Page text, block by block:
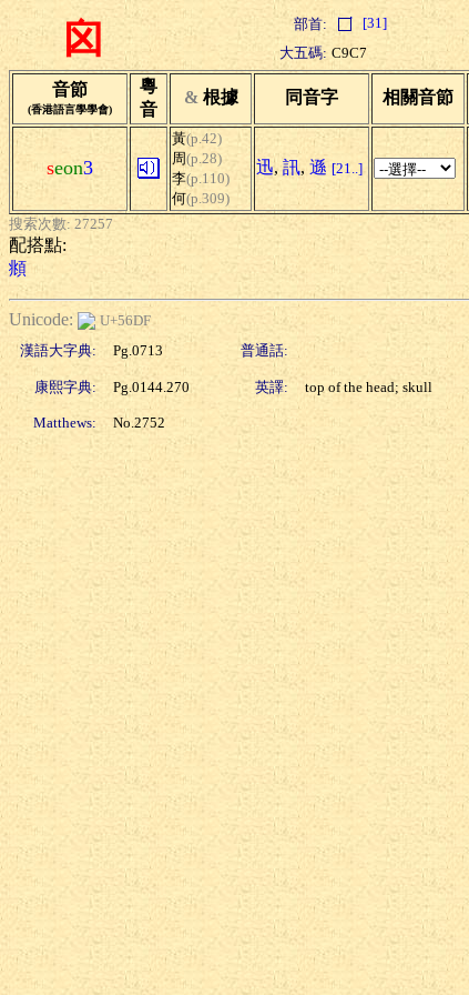
囟 部首: [31]
大五碼: C9C7
音節
(香港語言學學會)
粵
音
& 根據 同音字 相關音節
seon3
黃(p.42)
周(p.28)
李(p.110)
何(p.309)
迅, 訊, 遜 [21..]
搜索次數: 27257
配搭點:
頫
Unicode:
U+56DF
漢語大字典:
Pg.0713 普通話:
康熙字典: Pg.0144.270 英譯: top of the head; skull
Matthews: No.2752